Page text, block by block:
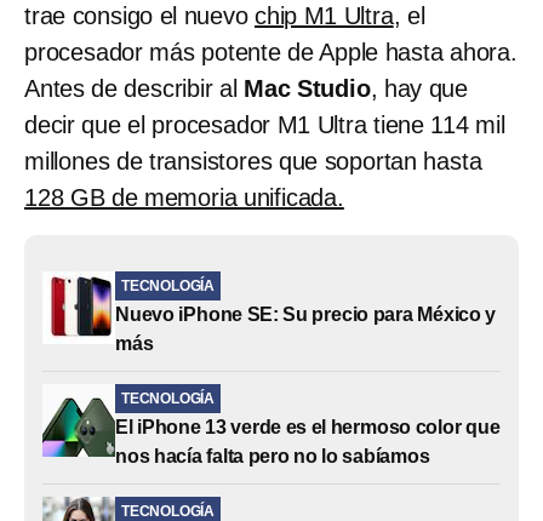
trae consigo el nuevochip M1 Ultra, el
procesador más potente de Apple hasta ahora.
Antes de describir al Mac Studio, hay que
decir que el procesador M1 Ultra tiene 114 mil
millones de transistores que soportan hasta
128 GB de memoria unificada.
TECNOLOGÍA
Nuevo iPhone SE: Su precio para México y
más
TECNOLOGÍA
El iPhone 13 verde es el hermoso color que
nos hacía falta pero no lo sabíamos
TECNOLOGÍA